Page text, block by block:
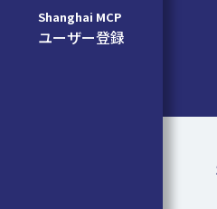
Shanghai MCP
ユーザー登録